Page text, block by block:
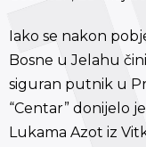
Iako se nakon
Bosne u Jelahu
siguran putnik u
“Centar” donijelo
Lukama Azot iz